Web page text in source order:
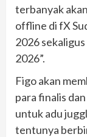
terbanyak
offline di fX
2026
2026”.
Figo akan
para finalis
untuk adu
tentunya